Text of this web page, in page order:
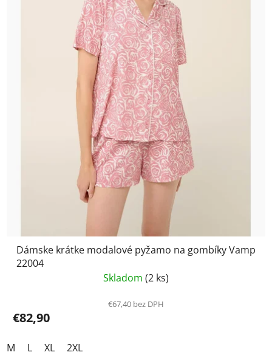
Dámske krátke modalové pyžamo na gombíky Vamp
22004
Skladom (2 ks)
€67,40 bez DPH
€82,90
M L XL 2XL